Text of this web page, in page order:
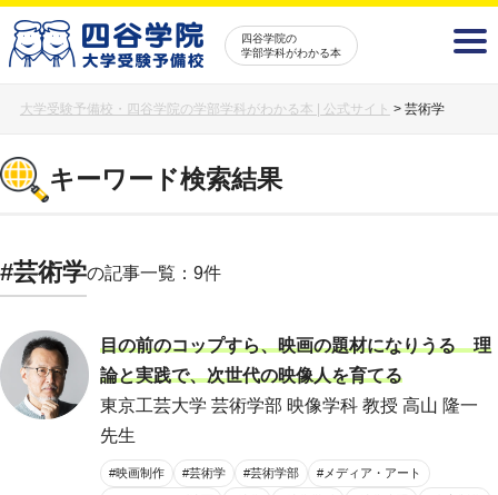
四谷学院の
学部学科がわかる本
大学受験予備校・四谷学院の学部学科がわかる本 | 公式サイト > 芸術学
キーワード検索結果
#芸術学の記事一覧：9件
目の前のコップすら、映画の題材になりうる 理
論と実践で、次世代の映像人を育てる
東京工芸大学 芸術学部 映像学科 教授 高山 隆一
先生
#映画制作 #芸術学 #芸術学部 #メディア・アート